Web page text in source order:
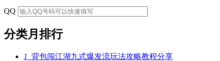
QQ
分类月排行
1 背包闯江湖九式爆发流玩法攻略教程分享